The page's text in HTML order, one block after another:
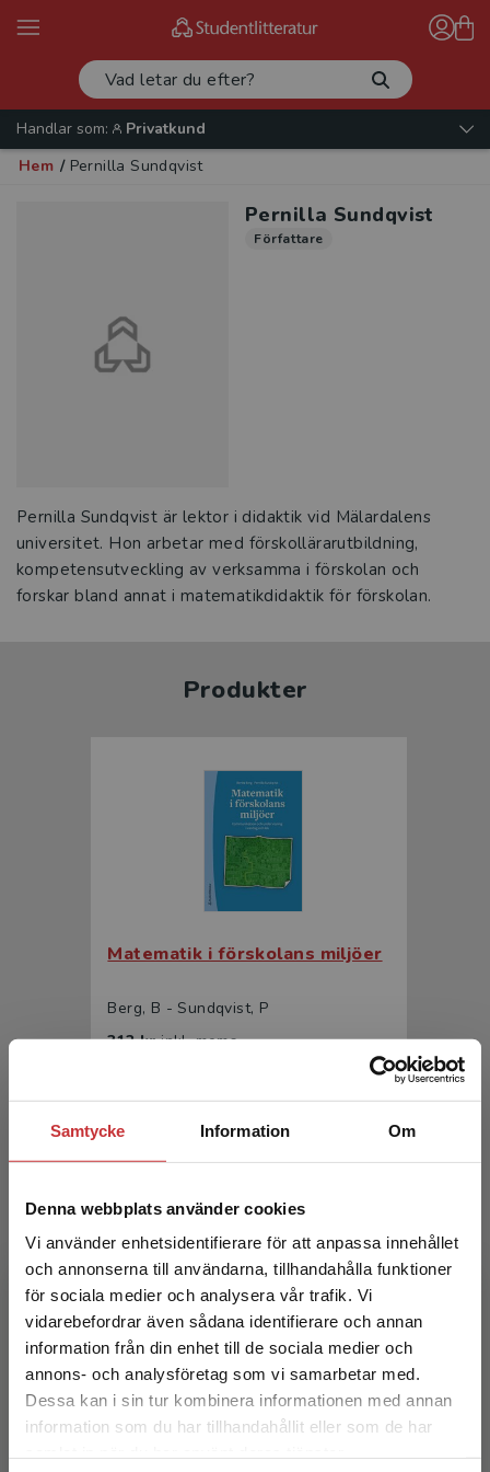
Samtycke Information Om
Denna webbplats använder cookies
Vi använder enhetsidentifierare för att anpassa innehållet
och annonserna till användarna, tillhandahålla funktioner
för sociala medier och analysera vår trafik. Vi
vidarebefordrar även sådana identifierare och annan
information från din enhet till de sociala medier och
annons- och analysföretag som vi samarbetar med.
Dessa kan i sin tur kombinera informationen med annan
information som du har tillhandahållit eller som de har
Begränsad fraktregion
Det verkar som att du besöker
studentlitteratur.se via en enhet utanför Sverige.
Handlar som:
Privatkund
Hem / Pernilla Sundqvist
Pernilla Sundqvist
Författare
Pernilla Sundqvist är lektor i didaktik vid Mälardalens
universitet. Hon arbetar med förskollärarutbildning,
kompetensutveckling av verksamma i förskolan och
forskar bland annat i matematikdidaktik för förskolan.
Produkter
Matematik i förskolans miljöer
Berg, B - Sundqvist, P
312 krinkl. moms
Matematik i förskolans miljöer
193 krinkl. moms
Exkl. moms: 182 kr